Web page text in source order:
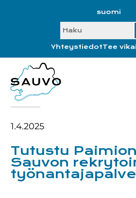
alatunnisteeseen
suomi
SEARCH
YhteystiedotTee
1.4.2025
Tutustu
Sauvon